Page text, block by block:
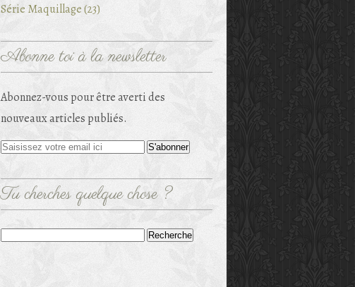
Série Maquillage (23)
Abonne toi à la newsletter
Abonnez-vous pour être averti des
nouveaux articles publiés.
Tu cherches quelque chose ?